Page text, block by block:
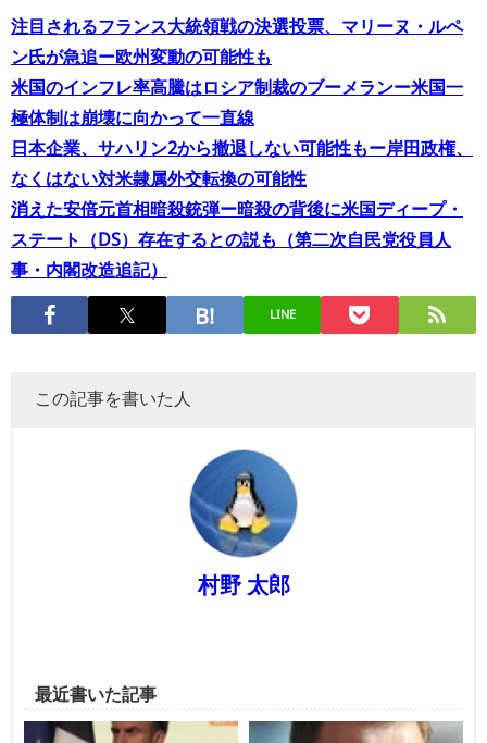
注目されるフランス大統領戦の決選投票、マリーヌ・ルペ
ン氏が急追ー欧州変動の可能性も
米国のインフレ率高騰はロシア制裁のブーメランー米国一
極体制は崩壊に向かって一直線
日本企業、サハリン2から撤退しない可能性もー岸田政権、
なくはない対米隷属外交転換の可能性
消えた安倍元首相暗殺銃弾ー暗殺の背後に米国ディープ・
ステート（DS）存在するとの説も（第二次自民党役員人
事・内閣改造追記）
LINE
この記事を書いた人
村野 太郎
最近書いた記事